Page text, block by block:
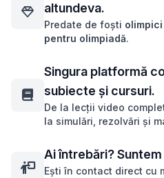
altundeva.
Predate de foști
pentru olimpiadă.
Singura platformă
subiecte și cursuri.
De la lecții video
la simulări, rezolvări și
Ai întrebări?
Ești în contact direct cu